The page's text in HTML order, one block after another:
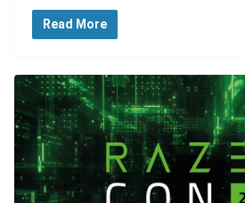
Read More